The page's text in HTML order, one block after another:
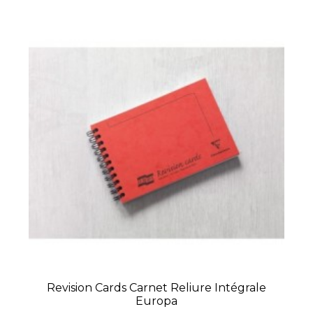
Revision Cards Carnet Reliure Intégrale
Europa